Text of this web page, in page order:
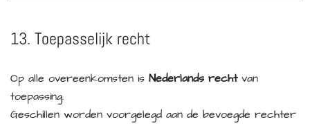
13. Toepasselijk recht
Op alle overeenkomsten is Nederlands rechtvan
toepassing.
Geschillen worden voorgelegd aan de bevoegde rechter